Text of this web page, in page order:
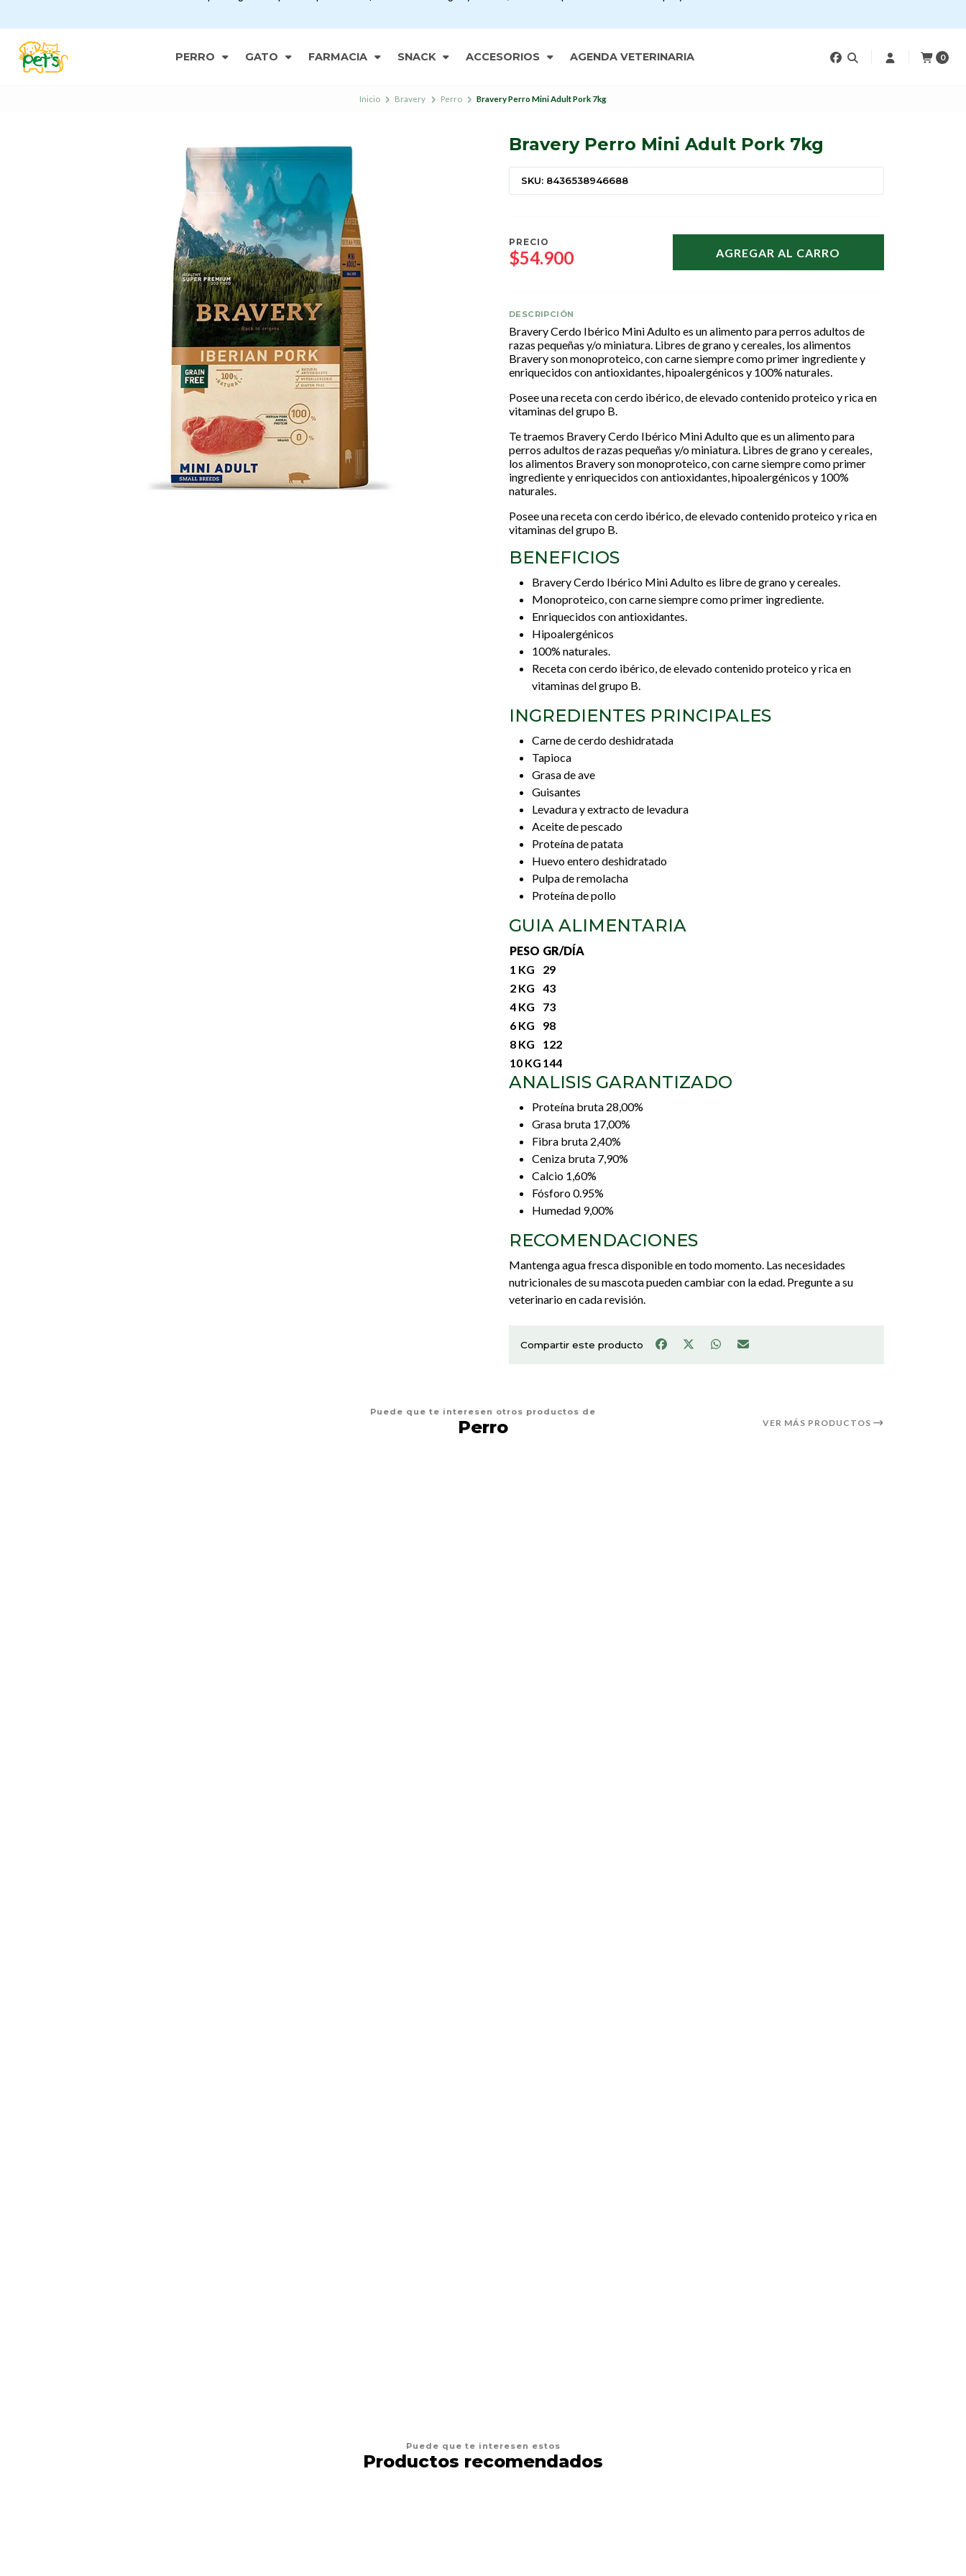
PERRO GATO FARMACIA SNACK ACCESORIOS AGENDA VETERINARIA 0
Inicio Bravery Perro Bravery Perro Mini Adult Pork 7kg
Bravery Perro Mini Adult Pork 7kg
SKU: 8436538946688
PRECIO
$54.900 AGREGAR AL CARRO
DESCRIPCIÓN
Bravery Cerdo Ibérico Mini Adulto es un alimento para perros adultos de
razas pequeñas y/o miniatura. Libres de grano y cereales, los alimentos
Bravery son monoproteico, con carne siempre como primer ingrediente y
enriquecidos con antioxidantes, hipoalergénicos y 100% naturales.
Posee una receta con cerdo ibérico, de elevado contenido proteico y rica en
vitaminas del grupo B.
Te traemos Bravery Cerdo Ibérico Mini Adulto que es un alimento para
perros adultos de razas pequeñas y/o miniatura. Libres de grano y cereales,
los alimentos Bravery son monoproteico, con carne siempre como primer
ingrediente y enriquecidos con antioxidantes, hipoalergénicos y 100%
naturales.
Posee una receta con cerdo ibérico, de elevado contenido proteico y rica en
vitaminas del grupo B.
BENEFICIOS
Bravery Cerdo Ibérico Mini Adulto es libre de grano y cereales.
Monoproteico, con carne siempre como primer ingrediente.
Enriquecidos con antioxidantes.
Hipoalergénicos
100% naturales.
Receta con cerdo ibérico, de elevado contenido proteico y rica en
vitaminas del grupo B.
INGREDIENTES PRINCIPALES
Carne de cerdo deshidratada
Tapioca
Grasa de ave
Guisantes
Levadura y extracto de levadura
Aceite de pescado
Proteína de patata
Huevo entero deshidratado
Pulpa de remolacha
Proteína de pollo
GUIA ALIMENTARIA
PESO GR/DÍA
1 KG
29
2 KG
43
4 KG
73
6 KG
98
8 KG
122
10 KG 144
ANALISIS GARANTIZADO
Proteína bruta 28,00%
Grasa bruta 17,00%
Fibra bruta 2,40%
Ceniza bruta 7,90%
Calcio 1,60%
Fósforo 0.95%
Humedad 9,00%
RECOMENDACIONES
Mantenga agua fresca disponible en todo momento. Las necesidades
nutricionales de su mascota pueden cambiar con la edad. Pregunte a su
veterinario en cada revisión.
Compartir este producto
Puede que te interesen otros productos de
Perro VER MÁS PRODUCTOS
Puede que te interesen estos
Productos recomendados